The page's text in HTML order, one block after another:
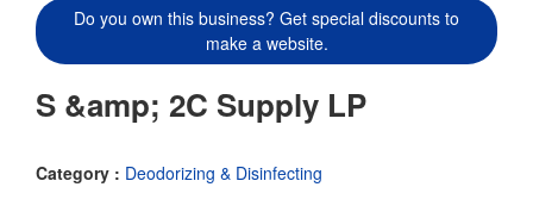
Do you own this business? Get special discounts to
make a website.
S &amp; 2C Supply LP
Category : Deodorizing & Disinfecting